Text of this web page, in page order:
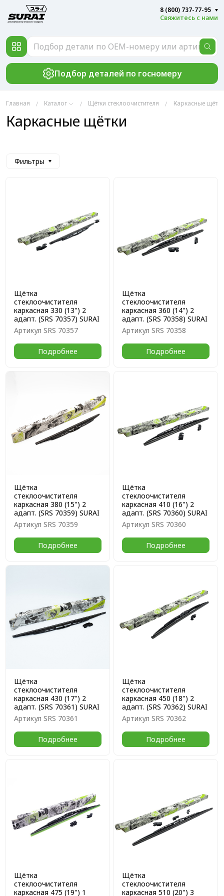
8 (800) 737-77-95
Свяжитесь с нами
Подбор деталей по госномеру
Главная Каталог Щётки стеклоочистителя Каркасные щётки
Каркасные щётки
Фильтры
Щётка
стеклоочистителя
каркасная 330 (13") 2
адапт. (SRS 70357) SURAI
Артикул SRS 70357
Подробнее
Щётка
стеклоочистителя
каркасная 360 (14") 2
адапт. (SRS 70358) SURAI
Артикул SRS 70358
Подробнее
Щётка
стеклоочистителя
каркасная 380 (15") 2
адапт. (SRS 70359) SURAI
Артикул SRS 70359
Подробнее
Щётка
стеклоочистителя
каркасная 410 (16") 2
адапт. (SRS 70360) SURAI
Артикул SRS 70360
Подробнее
Щётка
стеклоочистителя
каркасная 430 (17") 2
адапт. (SRS 70361) SURAI
Артикул SRS 70361
Подробнее
Щётка
стеклоочистителя
каркасная 450 (18") 2
адапт. (SRS 70362) SURAI
Артикул SRS 70362
Подробнее
Щётка
стеклоочистителя
каркасная 475 (19") 1
Щётка
стеклоочистителя
каркасная 510 (20") 3